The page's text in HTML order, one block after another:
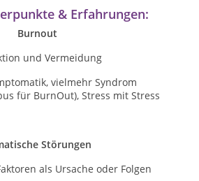
& Erfahrungen:
Burnout
und Vermeidung
vielmehr Syndrom
für BurnOut), Stress mit Stress
Störungen
als Ursache oder Folgen